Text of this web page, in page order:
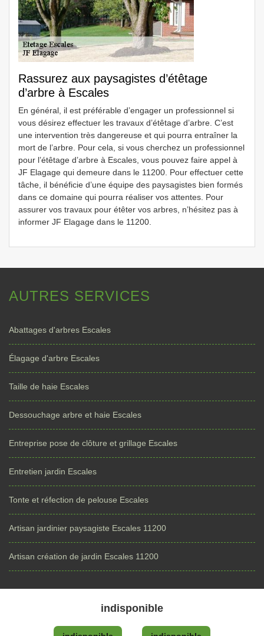
Rassurez aux paysagistes d’étêtage
d’arbre à Escales
En général, il est préférable d’engager un professionnel si
vous désirez effectuer les travaux d’étêtage d’arbre. C’est
une intervention très dangereuse et qui pourra entraîner la
mort de l’arbre. Pour cela, si vous cherchez un professionnel
pour l’étêtage d’arbre à Escales, vous pouvez faire appel à
JF Elagage qui demeure dans le 11200. Pour effectuer cette
tâche, il bénéficie d’une équipe des paysagistes bien formés
dans ce domaine qui pourra réaliser vos attentes. Pour
assurer vos travaux pour étêter vos arbres, n’hésitez pas à
informer JF Elagage dans le 11200.
AUTRES SERVICES
Abattages d'arbres Escales
Élagage d'arbre Escales
Taille de haie Escales
Dessouchage arbre et haie Escales
Entreprise pose de clôture et grillage Escales
Entretien jardin Escales
Tonte et réfection de pelouse Escales
Artisan jardinier paysagiste Escales 11200
Artisan création de jardin Escales 11200
indisponible